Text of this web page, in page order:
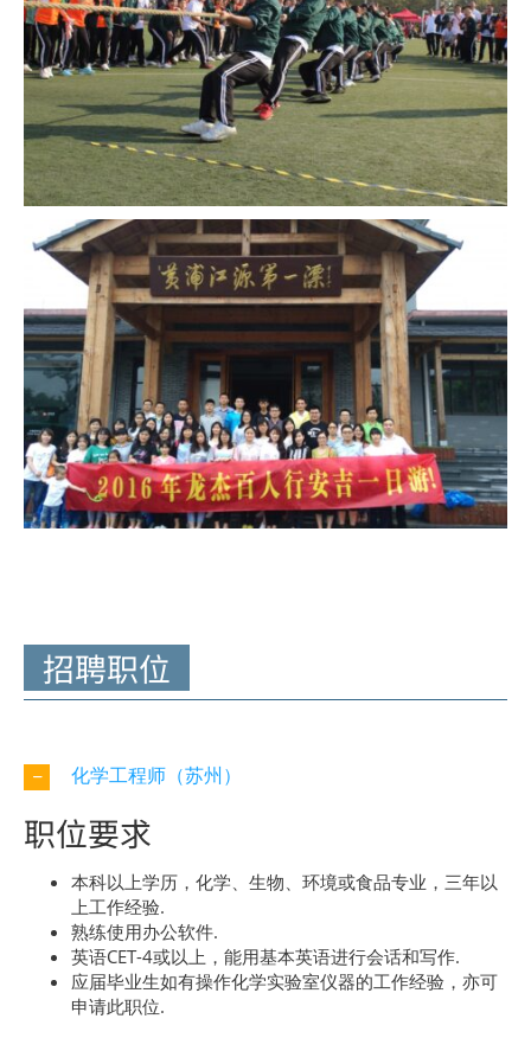
招聘职位
化学工程师（苏州）
职位要求
本科以上学历，化学、生物、环境或食品专业，三年以
上工作经验.
熟练使用办公软件.
英语CET-4或以上，能用基本英语进行会话和写作.
应届毕业生如有操作化学实验室仪器的工作经验，亦可
申请此职位.